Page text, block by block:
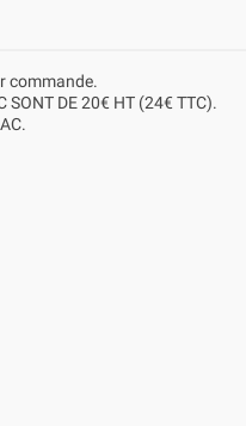
commande.
SONT DE 20€ HT (24€ TTC).